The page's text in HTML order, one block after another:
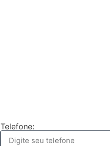
Telefone: